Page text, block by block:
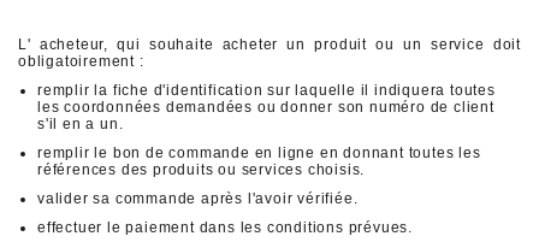
L' acheteur, qui souhaite acheter un produit ou un service doit
obligatoirement :
remplir la fiche d'identification sur laquelle il indiquera toutes
les coordonnées demandées ou donner son numéro de client
s'il en a un.
remplir le bon de commande en ligne en donnant toutes les
références des produits ou services choisis.
valider sa commande après l'avoir vérifiée.
effectuer le paiement dans les conditions prévues.